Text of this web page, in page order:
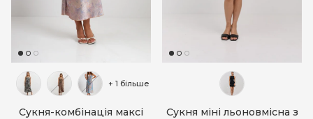
Сукня-комбінація максі
+ 1 більше
Сукня міні льоновмісна з